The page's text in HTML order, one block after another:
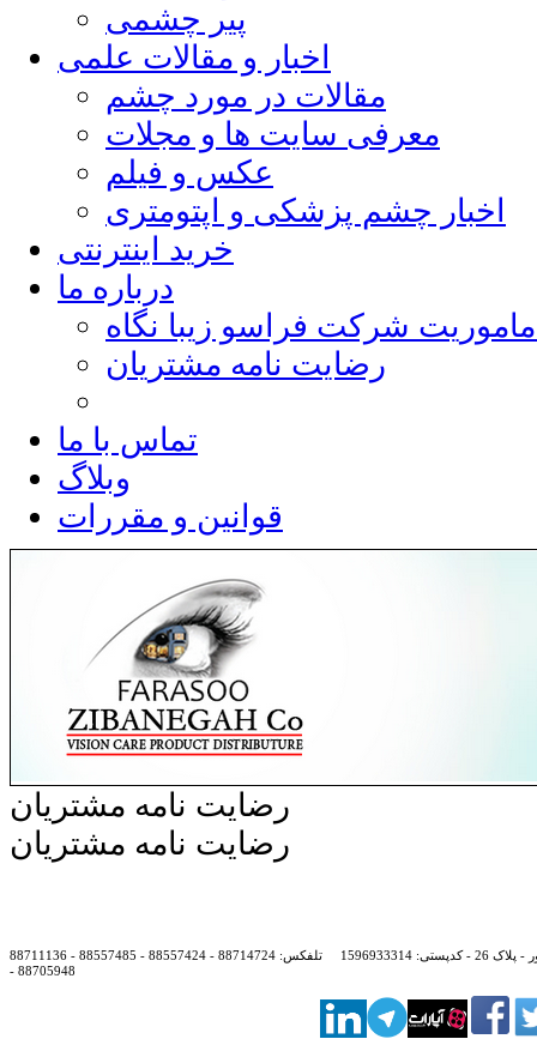
پیر چشمی
اخبار و مقالات علمی
مقالات در مورد چشم
معرفی سایت ها و مجلات
عکس و فیلم
اخبار چشم پزشکی و اپتومتری
خرید اینترنتی
درباره ما
شرکت فراسو زیبا نگاه
رضایت نامه مشتریان
تماس با ما
وبلاگ
قوانین و مقررات
رضایت نامه مشتریان
رضایت نامه مشتریان
تلفکس:
- 88705948